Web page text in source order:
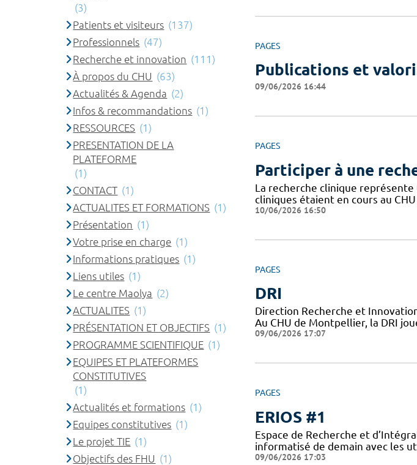
PAGES
Publications et
09/06/2026 16:44
PAGES
Participer à une
La recherche clinique représente
cliniques étaient en cours au
10/06/2026 16:50
PAGES
DRI
Direction Recherche et
Au CHU de Montpellier, la DRI
09/06/2026 17:07
PAGES
ERIOS #1
Espace de Recherche et
informatisé de demain avec les
09/06/2026 17:03
(3)
Patients et visiteurs (137)
Professionnels (47)
Recherche et innovation (111)
À propos du CHU (63)
Actualités & Agenda (2)
Infos & recommandations (1)
RESSOURCES (1)
PRESENTATION DE LA
PLATEFORME
(1)
CONTACT (1)
ACTUALITES ET FORMATIONS (1)
Présentation (1)
Votre prise en charge (1)
Informations pratiques (1)
Liens utiles (1)
Le centre Maolya (2)
ACTUALITES (1)
PRÉSENTATION ET OBJECTIFS (1)
PROGRAMME SCIENTIFIQUE (1)
EQUIPES ET PLATEFORMES
CONSTITUTIVES
(1)
Actualités et formations (1)
Equipes constitutives (1)
Le projet TIE (1)
Objectifs des FHU (1)